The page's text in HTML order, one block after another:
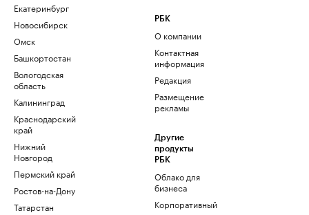
Екатеринбург
Новосибирск
Омск
Башкортостан
Вологодская
область
Калининград
Краснодарский
край
Нижний
Новгород
Пермский край
Ростов-на-Дону
Татарстан
РБК
О компании
Контактная
информация
Редакция
Размещение
рекламы
Другие
продукты
РБК
Облако для
бизнеса
Корпоративный